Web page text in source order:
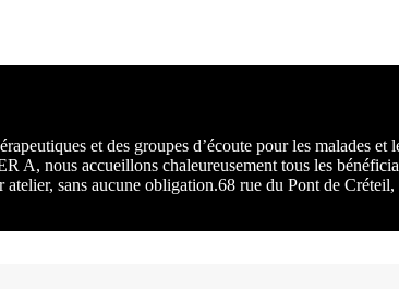
et des groupes d’écoute pour les malades
A, nous accueillons chaleureusement tous les
sans aucune obligation.68 rue du Pont de